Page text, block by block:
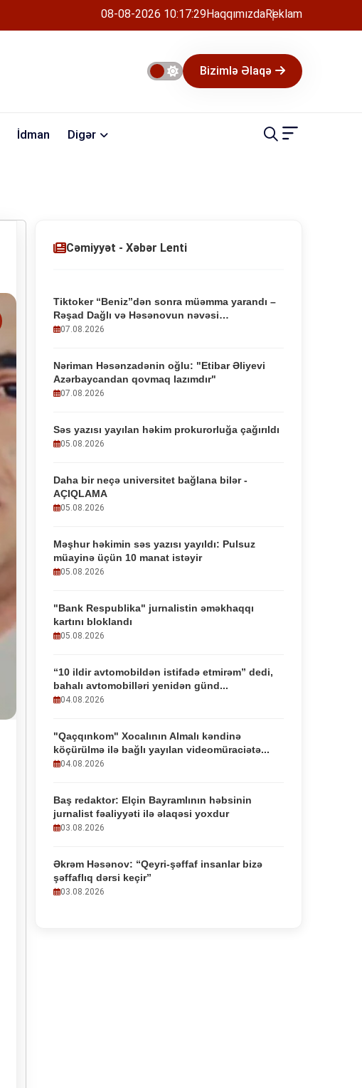
08-08-2026 10:17:31HaqqımızdaReklam
Bizimlə Əlaqə
İdman Digər
Cəmiyyət - Xəbər Lenti
Tiktoker “Beniz”dən sonra müəmma yarandı –
Rəşad Dağlı və Həsənovun nəvəsi…
07.08.2026
Nəriman Həsənzadənin oğlu: "Etibar Əliyevi
Azərbaycandan qovmaq lazımdır"
07.08.2026
Səs yazısı yayılan həkim prokurorluğa çağırıldı
05.08.2026
Daha bir neçə universitet bağlana bilər -
AÇIQLAMA
05.08.2026
Məşhur həkimin səs yazısı yayıldı: Pulsuz
müayinə üçün 10 manat istəyir
05.08.2026
"Bank Respublika" jurnalistin əməkhaqqı
kartını bloklandı
05.08.2026
“10 ildir avtomobildən istifadə etmirəm” dedi,
bahalı avtomobilləri yenidən günd...
04.08.2026
"Qaçqınkom" Xocalının Almalı kəndinə
köçürülmə ilə bağlı yayılan videomüraciətə...
04.08.2026
Baş redaktor: Elçin Bayramlının həbsinin
jurnalist fəaliyyəti ilə əlaqəsi yoxdur
03.08.2026
Əkrəm Həsənov: “Qeyri-şəffaf insanlar bizə
şəffaflıq dərsi keçir”
03.08.2026